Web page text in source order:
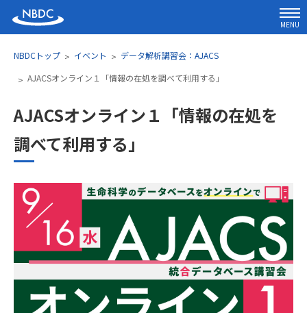
MENU
NBDCトップ イベント
データ解析講習会：AJACS
AJACSオンライン１「情報の在処を調べて利用する」
AJACSオンライン１「情報の在処を
調べて利用する」